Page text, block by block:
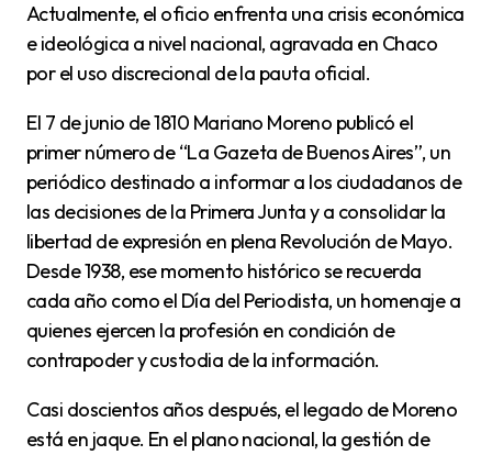
Actualmente, el oficio enfrenta una crisis económica
e ideológica a nivel nacional, agravada en Chaco
por el uso discrecional de la pauta oficial.
El 7 de junio de 1810 Mariano Moreno publicó el
primer número de “La Gazeta de Buenos Aires”, un
periódico destinado a informar a los ciudadanos de
las decisiones de la Primera Junta y a consolidar la
libertad de expresión en plena Revolución de Mayo.
Desde 1938, ese momento histórico se recuerda
cada año como el Día del Periodista, un homenaje a
quienes ejercen la profesión en condición de
contrapoder y custodia de la información.
Casi doscientos años después, el legado de Moreno
está en jaque. En el plano nacional, la gestión de